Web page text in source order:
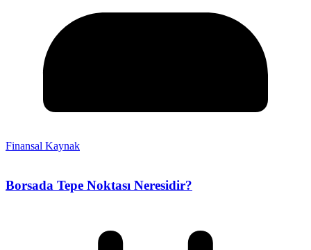
Finansal Kaynak
Borsada Tepe Noktası Neresidir?